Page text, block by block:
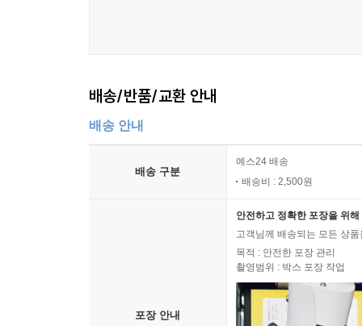
배송/반품/교환 안내
배송 안내
배송 구분
예스24 배송
배송비 : 2,500원
포장 안내
안전하고 정확한 포장을 위
고객님께 배송되는 모든 상
목적 : 안전한 포장 관리
촬영범위 : 박스 포장 작업